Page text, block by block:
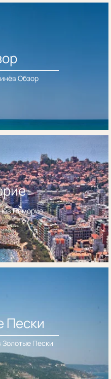
Обзор
Поморие
Пески
Пески